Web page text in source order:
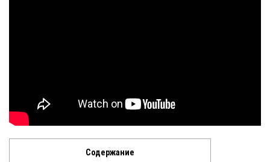
Цветы
Орхидея
Содержание